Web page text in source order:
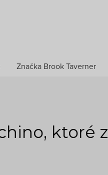
Značka Brook Taverner
ktoré